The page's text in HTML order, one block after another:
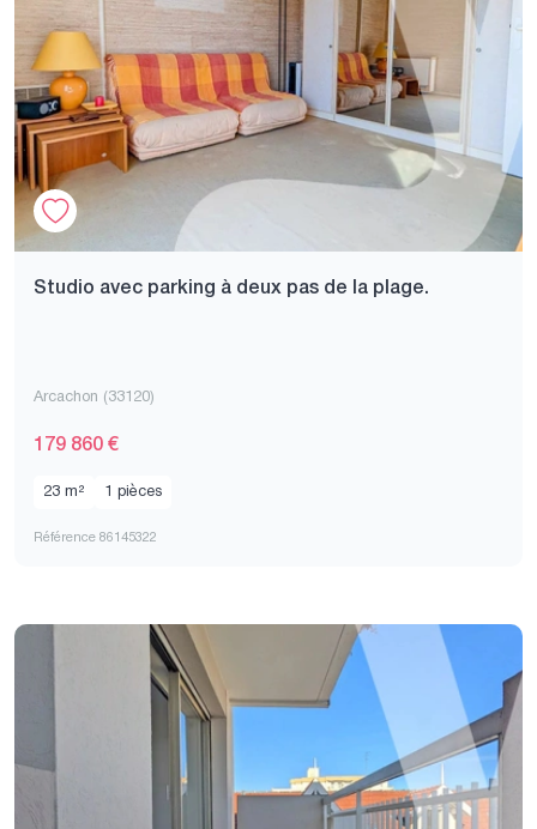
Studio avec parking à deux pas de la plage.
Arcachon (33120)
179 860 €
23 m² 1 pièces
Référence 86145322